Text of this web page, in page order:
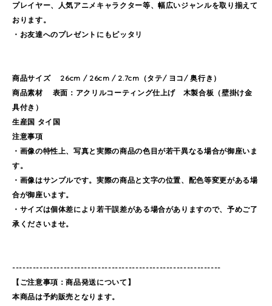
プレイヤー、人気アニメキャラクター等、幅広いジャンルを取り揃えて
おります。
・お友達へのプレゼントにもピッタリ
商品サイズ 26cm / 26cm / 2.7cm（タテ/ ヨコ/ 奥行き）
商品素材 表面：アクリルコーティング仕上げ 木製合板（壁掛け金
具付き）
生産国 タイ国
注意事項
・画像の特性上、写真と実際の商品の色目が若干異なる場合が御座いま
す。
・画像はサンプルです。実際の商品と文字の位置、配色等変更がある場
合が御座います。
・サイズは個体差により若干誤差がある場合がありますので、予めご了
承くださいませ。
-------------------------------------------------------------
【ご注意事項：商品発送について】
本商品は予約販売となります。